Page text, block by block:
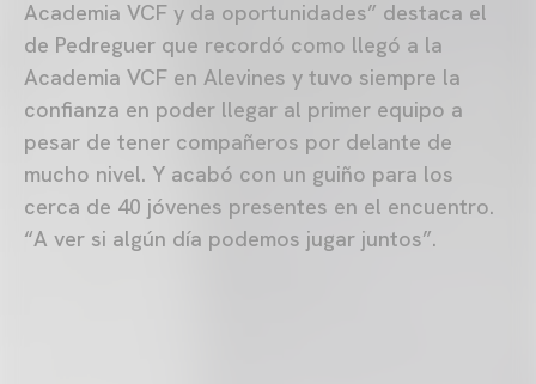
Academia VCF y da oportunidades” destaca el
de Pedreguer que recordó como llegó a la
Academia VCF en Alevines y tuvo siempre la
confianza en poder llegar al primer equipo a
pesar de tener compañeros por delante de
mucho nivel. Y acabó con un guiño para los
cerca de 40 jóvenes presentes en el encuentro.
“A ver si algún día podemos jugar juntos”.